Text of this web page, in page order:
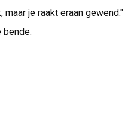
je raakt eraan
bende.